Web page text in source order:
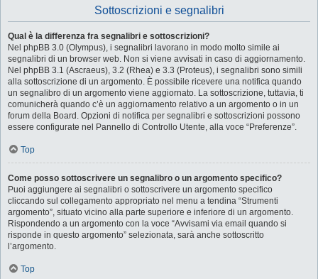
Sottoscrizioni e segnalibri
Qual è la differenza fra segnalibri e sottoscrizioni?
Nel phpBB 3.0 (Olympus), i segnalibri lavorano in modo molto simile ai
segnalibri di un browser web. Non si viene avvisati in caso di aggiornamento.
Nel phpBB 3.1 (Ascraeus), 3.2 (Rhea) e 3.3 (Proteus), i segnalibri sono simili
alla sottoscrizione di un argomento. È possibile ricevere una notifica quando
un segnalibro di un argomento viene aggiornato. La sottoscrizione, tuttavia, ti
comunicherà quando c’è un aggiornamento relativo a un argomento o in un
forum della Board. Opzioni di notifica per segnalibri e sottoscrizioni possono
essere configurate nel Pannello di Controllo Utente, alla voce “Preferenze”.
Top
Come posso sottoscrivere un segnalibro o un argomento specifico?
Puoi aggiungere ai segnalibri o sottoscrivere un argomento specifico
cliccando sul collegamento appropriato nel menu a tendina “Strumenti
argomento”, situato vicino alla parte superiore e inferiore di un argomento.
Rispondendo a un argomento con la voce “Avvisami via email quando si
risponde in questo argomento” selezionata, sarà anche sottoscritto
l’argomento.
Top